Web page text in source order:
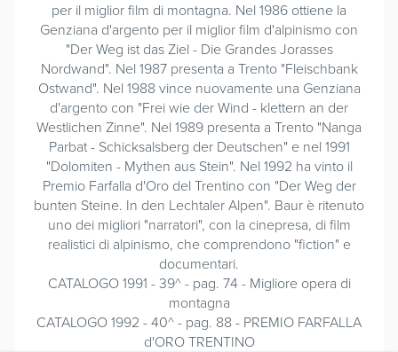
per il miglior film di montagna. Nel 1986 ottiene la
Genziana d'argento per il miglior film d'alpinismo con
"Der Weg ist das Ziel - Die Grandes Jorasses
Nordwand". Nel 1987 presenta a Trento "Fleischbank
Ostwand". Nel 1988 vince nuovamente una Genziana
d'argento con "Frei wie der Wind - klettern an der
Westlichen Zinne". Nel 1989 presenta a Trento "Nanga
Parbat - Schicksalsberg der Deutschen" e nel 1991
"Dolomiten - Mythen aus Stein". Nel 1992 ha vinto il
Premio Farfalla d'Oro del Trentino con "Der Weg der
bunten Steine. In den Lechtaler Alpen". Baur è ritenuto
uno dei migliori "narratori", con la cinepresa, di film
realistici di alpinismo, che comprendono "fiction" e
documentari.
CATALOGO 1991 - 39^ - pag. 74 - Migliore opera di
montagna
CATALOGO 1992 - 40^ - pag. 88 - PREMIO FARFALLA
d'ORO TRENTINO